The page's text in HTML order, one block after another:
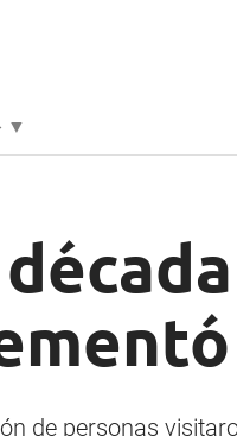
▼
de personas